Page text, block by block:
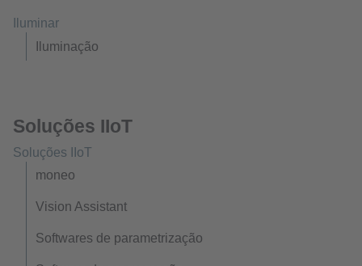
Iluminar
Iluminação
Soluções IIoT
Soluções IIoT
moneo
Vision Assistant
Softwares de parametrização